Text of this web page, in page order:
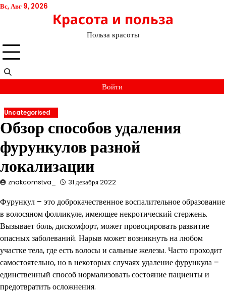
Перейти
Вс, Авг 9, 2026
Красота и польза
Польза красоты
Войти
Uncategorised
Обзор способов удаления
фурункулов разной
локализации
znakcomstva_ 31 декабря 2022
Фурункул – это доброкачественное воспалительное образование
в волосяном фолликуле, имеющее некротический стержень.
Вызывает боль, дискомфорт, может провоцировать развитие
опасных заболеваний. Нарыв может возникнуть на любом
участке тела, где есть волосы и сальные железы. Часто проходит
самостоятельно, но в некоторых случаях удаление фурункула –
единственный способ нормализовать состояние пациенты и
предотвратить осложнения.